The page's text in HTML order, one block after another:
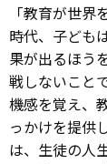
「教育が世
時代、子ども
果が出るほう
戦しないこと
機感を覚え、
っかけを提供
は、生徒の人